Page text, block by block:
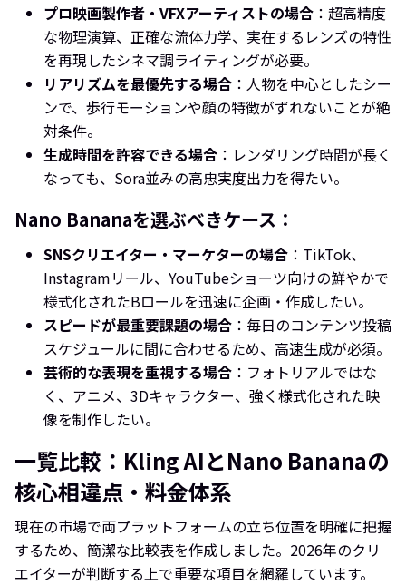
プロ映画製作者・VFXアーティストの場合 ：超高精度
な物理演算、正確な流体力学、実在するレンズの特性
を再現したシネマ調ライティングが必要。
リアリズムを最優先する場合 ：人物を中心としたシー
ンで、歩行モーションや顔の特徴がずれないことが絶
対条件。
生成時間を許容できる場合 ：レンダリング時間が長く
なっても、Sora並みの高忠実度出力を得たい。
Nano Bananaを選ぶべきケース：
SNSクリエイター・マーケターの場合 ：TikTok、
Instagramリール、YouTubeショーツ向けの鮮やかで
様式化されたBロールを迅速に企画・作成したい。
スピードが最重要課題の場合 ：毎日のコンテンツ投稿
スケジュールに間に合わせるため、高速生成が必須。
芸術的な表現を重視する場合 ：フォトリアルではな
く、アニメ、3Dキャラクター、強く様式化された映
像を制作したい。
一覧比較：Kling AIとNano Bananaの
核心相違点・料金体系
現在の市場で両プラットフォームの立ち位置を明確に把握
するため、簡潔な比較表を作成しました。2026年のクリ
エイターが判断する上で重要な項目を網羅しています。